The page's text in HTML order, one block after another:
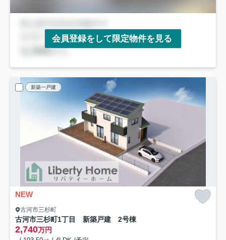
会員登録をして限定物件を見る
新築一戸建
NEW
古河市三杉町
古河市三杉町1丁目 新築戸建 2号棟
2,740万円